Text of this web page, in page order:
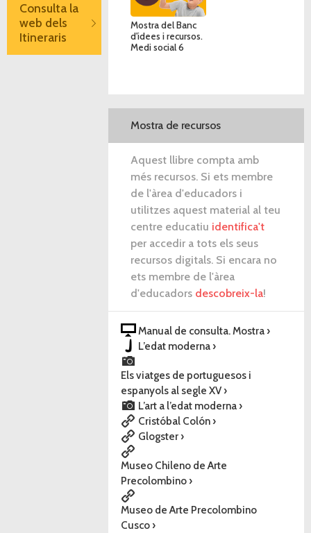
Consulta la
web dels
Itineraris
Mostra del Banc
d'idees i recursos.
Medi social 6
Mostra de recursos
Aquest llibre compta amb
més recursos. Si ets membre
de l'àrea d'educadors i
utilitzes aquest material al teu
centre educatiu identifica't
per accedir a tots els seus
recursos digitals. Si encara no
ets membre de l'àrea
d'educadors descobreix-la!
Manual de consulta. Mostra ›
L’edat moderna ›
Els viatges de portuguesos i
espanyols al segle XV ›
L’art a l’edat moderna ›
Cristóbal Colón ›
Glogster ›
Museo Chileno de Arte
Precolombino ›
Museo de Arte Precolombino
Cusco ›